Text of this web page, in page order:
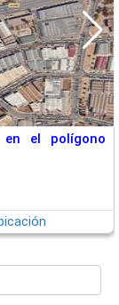
en el polígono